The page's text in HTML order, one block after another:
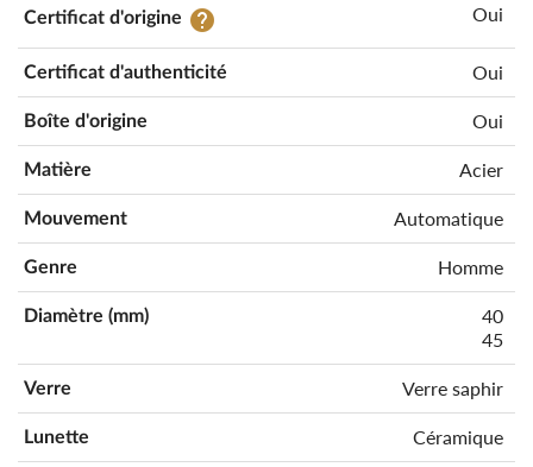
Certificat d'origine help Oui
Certificat d'authenticité Oui
Boîte d'origine Oui
Matière Acier
Mouvement Automatique
Genre Homme
Diamètre (mm)
40
45
Verre Verre saphir
Lunette Céramique